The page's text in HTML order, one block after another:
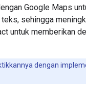
Google Maps
sehingga
untuk memberikan
dengan